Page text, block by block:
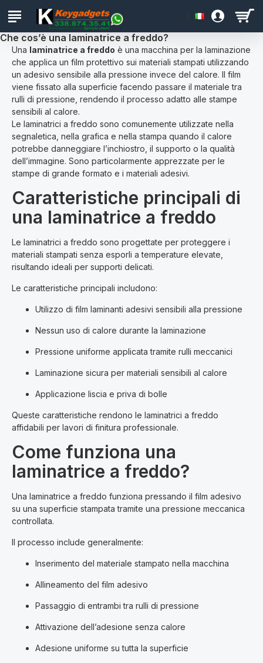
Che cos’è una laminatrice a freddo?
Una laminatrice a freddo è una macchina per la laminazione
che applica un film protettivo sui materiali stampati utilizzando
un adesivo sensibile alla pressione invece del calore. Il film
viene fissato alla superficie facendo passare il materiale tra
rulli di pressione, rendendo il processo adatto alle stampe
sensibili al calore.
Le laminatrici a freddo sono comunemente utilizzate nella
segnaletica, nella grafica e nella stampa quando il calore
potrebbe danneggiare l’inchiostro, il supporto o la qualità
dell’immagine. Sono particolarmente apprezzate per le
stampe di grande formato e i materiali adesivi.
Caratteristiche principali di
una laminatrice a freddo
Le laminatrici a freddo sono progettate per proteggere i
materiali stampati senza esporli a temperature elevate,
risultando ideali per supporti delicati.
Le caratteristiche principali includono:
Utilizzo di film laminanti adesivi sensibili alla pressione
Nessun uso di calore durante la laminazione
Pressione uniforme applicata tramite rulli meccanici
Laminazione sicura per materiali sensibili al calore
Applicazione liscia e priva di bolle
Queste caratteristiche rendono le laminatrici a freddo
affidabili per lavori di finitura professionale.
Come funziona una
laminatrice a freddo?
Una laminatrice a freddo funziona pressando il film adesivo
su una superficie stampata tramite una pressione meccanica
controllata.
Il processo include generalmente:
Inserimento del materiale stampato nella macchina
Allineamento del film adesivo
Passaggio di entrambi tra rulli di pressione
Attivazione dell’adesione senza calore
Adesione uniforme su tutta la superficie